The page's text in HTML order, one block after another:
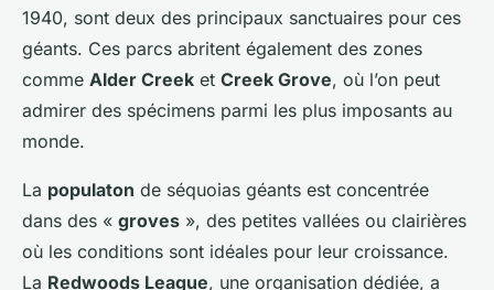
1940, sont deux des principaux sanctuaires pour ces
géants. Ces parcs abritent également des zones
comme Alder Creek et Creek Grove, où l’on peut
admirer des spécimens parmi les plus imposants au
monde.
La populaton de séquoias géants est concentrée
dans des « groves », des petites vallées ou clairières
où les conditions sont idéales pour leur croissance.
La Redwoods League, une organisation dédiée, a